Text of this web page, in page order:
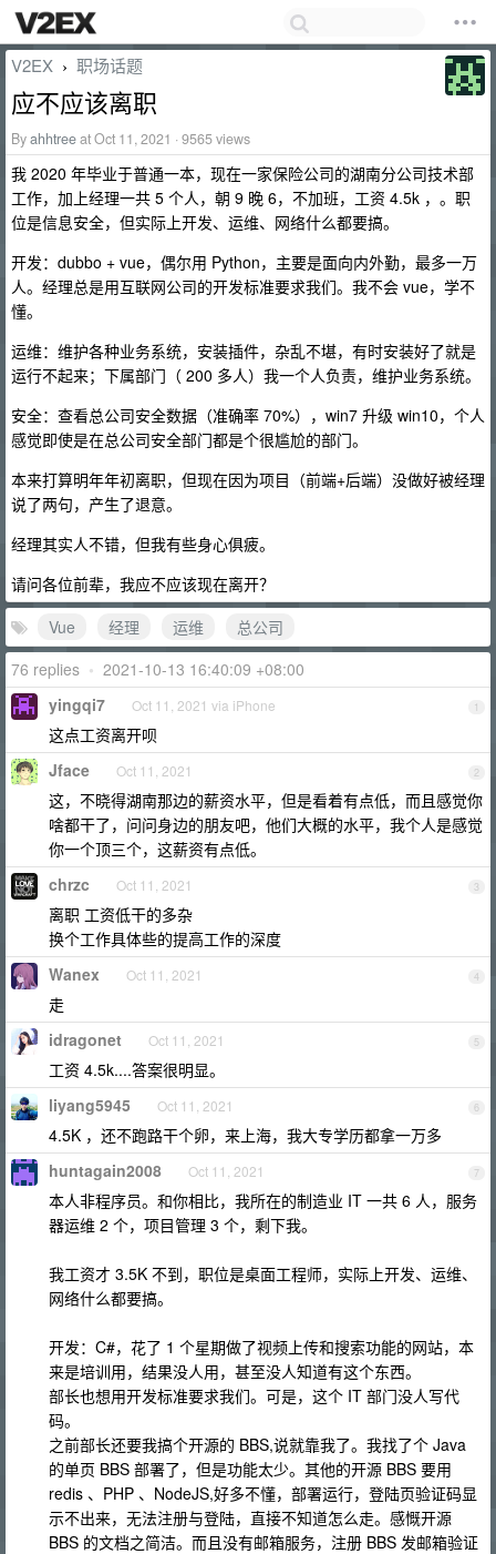
V2EX › 职场话题
应不应该离职
Byahhtreeat Oct 11, 2021 · 9565 views
我 2020 年毕业于普通一本，现在一家保险公司的湖南分公司技术部
工作，加上经理一共 5 个人，朝 9 晚 6，不加班，工资 4.5k ，。职
位是信息安全，但实际上开发、运维、网络什么都要搞。
开发：dubbo + vue，偶尔用 Python，主要是面向内外勤，最多一万
人。经理总是用互联网公司的开发标准要求我们。我不会 vue，学不
懂。
运维：维护各种业务系统，安装插件，杂乱不堪，有时安装好了就是
运行不起来；下属部门（ 200 多人）我一个人负责，维护业务系统。
安全：查看总公司安全数据（准确率 70%），win7 升级 win10，个人
感觉即使是在总公司安全部门都是个很尴尬的部门。
本来打算明年年初离职，但现在因为项目（前端+后端）没做好被经理
说了两句，产生了退意。
经理其实人不错，但我有些身心俱疲。
请问各位前辈，我应不应该现在离开？
Vue
经理 运维
总公司
76 replies • 2021-10-13 16:40:09 +08:00
1
yingqi7 Oct 11, 2021 via iPhone
这点工资离开呗
2
Jface Oct 11, 2021
这，不晓得湖南那边的薪资水平，但是看着有点低，而且感觉你
啥都干了，问问身边的朋友吧，他们大概的水平，我个人是感觉
你一个顶三个，这薪资有点低。
3
chrzc Oct 11, 2021
离职 工资低干的多杂
换个工作具体些的提高工作的深度
4
Wanex Oct 11, 2021
走
5
idragonet Oct 11, 2021
工资 4.5k....答案很明显。
6
liyang5945 Oct 11, 2021
4.5K ，还不跑路干个卵，来上海，我大专学历都拿一万多
7
huntagain2008 Oct 11, 2021
本人非程序员。和你相比，我所在的制造业 IT 一共 6 人，服务
器运维 2 个，项目管理 3 个，剩下我。
我工资才 3.5K 不到，职位是桌面工程师，实际上开发、运维、
网络什么都要搞。
开发：C#，花了 1 个星期做了视频上传和搜索功能的网站，本
来是培训用，结果没人用，甚至没人知道有这个东西。
部长也想用开发标准要求我们。可是，这个 IT 部门没人写代
码。
之前部长还要我搞个开源的 BBS,说就靠我了。我找了个 Java
的单页 BBS 部署了，但是功能太少。其他的开源 BBS 要用
redis 、PHP 、NodeJS,好多不懂，部署运行，登陆页验证码显
示不出来，无法注册与登陆，直接不知道怎么走。感慨开源
BBS 的文档之简洁。而且没有邮箱服务，注册 BBS 发邮箱验证